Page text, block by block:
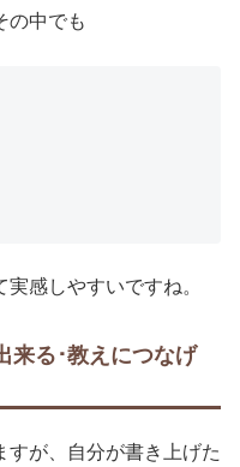
の中でも
感しやすいですね。
来る･教えにつなげ
すが、自分が書き上げた